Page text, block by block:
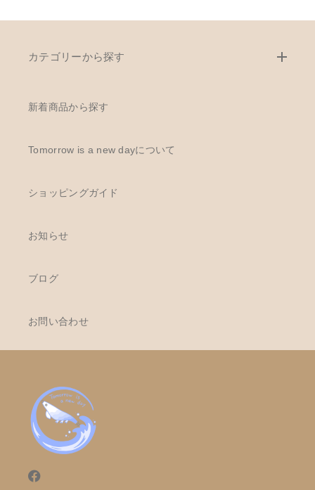
カテゴリーから探す
新着商品から探す
Tomorrow is a new dayについて
ショッピングガイド
お知らせ
ブログ
お問い合わせ